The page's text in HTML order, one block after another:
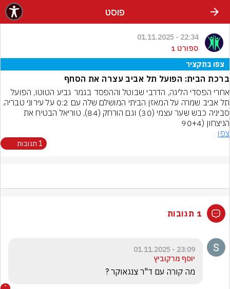
פוסט
22:34 - 01.11.2025
ספורט 1
צפו בתקציר
ברכת הבית: הפועל תל אביב עצרה את הסחף
אחרי הפסדי הליגה, הדרבי שבוטל וההפסד בגמר גביע הטוטו, הפועל
הניצחון (90+4
צפו
1 תגובות
1 תגובות
23:09 - 01.11.2025
יוסף מרקוביץ
מה קורה עם ד"ר צנגאוקר ?